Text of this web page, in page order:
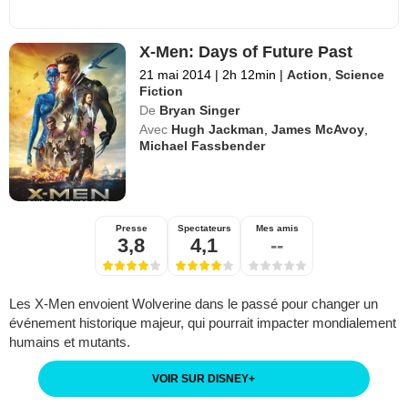
X-Men: Days of Future Past
21 mai 2014 | 2h 12min | Action ,Science
Fiction
De Bryan Singer
Avec Hugh Jackman ,James McAvoy
Michael Fassbender
Presse
3,8
Spectateurs
4,1
Mes amis
--
Les X-Men envoient Wolverine dans le passé pour changer un
événement historique majeur, qui pourrait impacter mondialement
humains et mutants.
VOIR SUR DISNEY+